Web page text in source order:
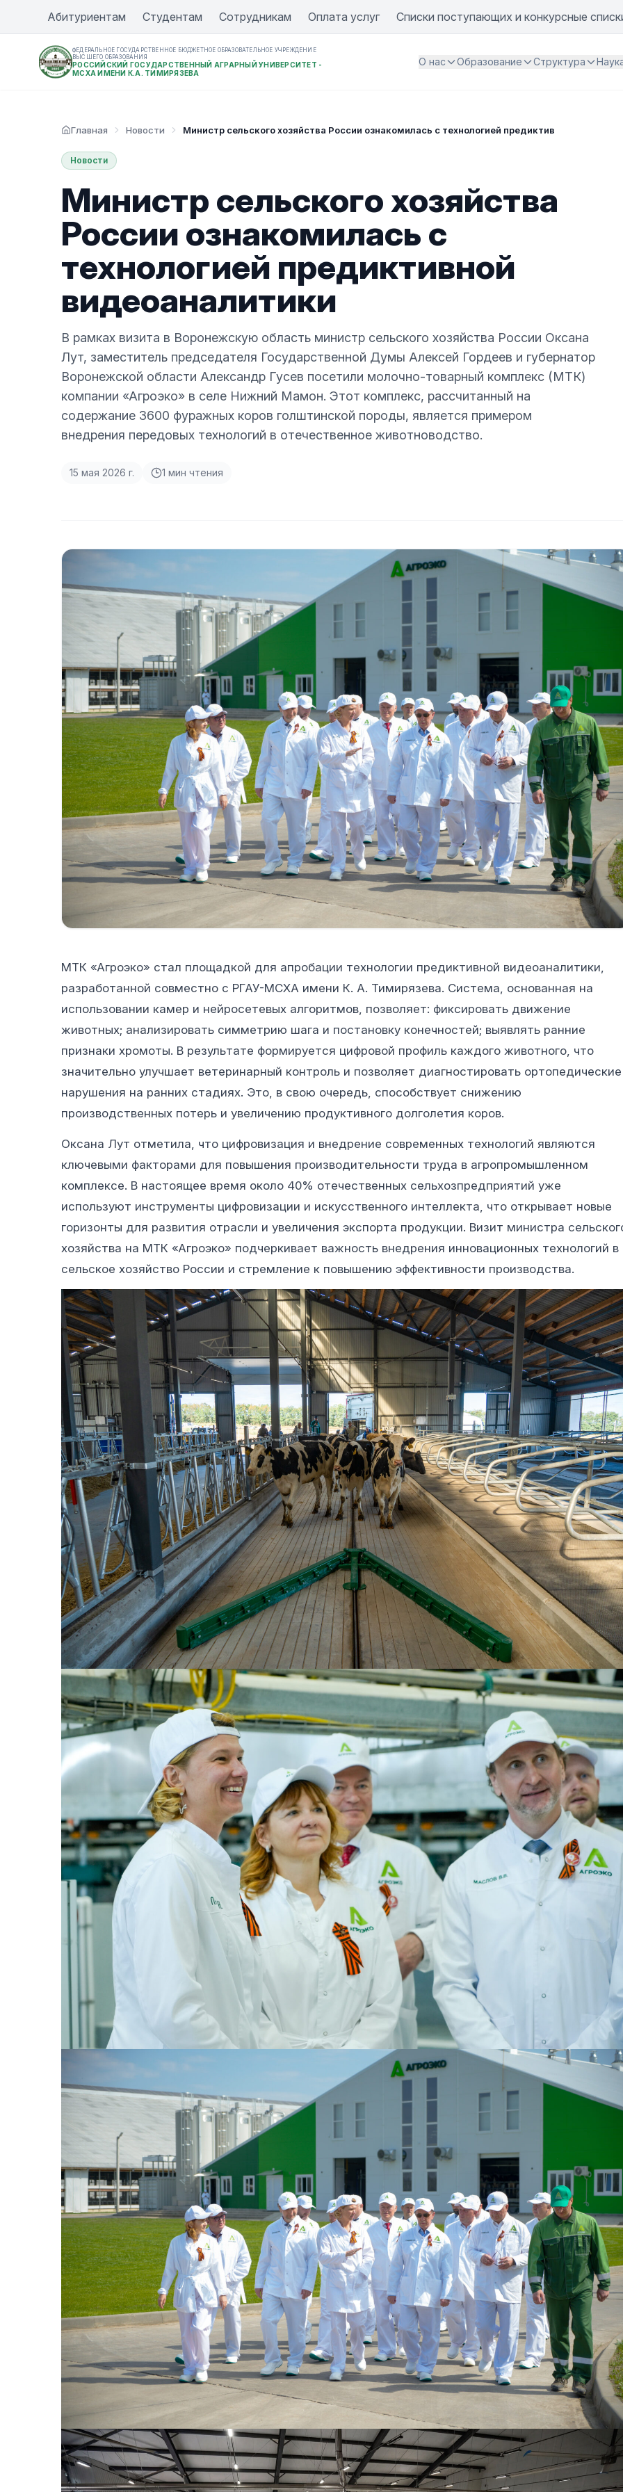
Абитуриентам Студентам Сотрудникам Оплата услуг Списки поступающих и конкурсные
ФЕДЕРАЛЬНОЕ ГОСУДАРСТВЕННОЕ БЮДЖЕТНОЕ ОБРАЗОВАТЕЛЬНОЕ УЧРЕЖДЕНИЕ
ВЫСШЕГО ОБРАЗОВАНИЯ
РОССИЙСКИЙ ГОСУДАРСТВЕННЫЙ АГРАРНЫЙ УНИВЕРСИТЕТ -
МСХА ИМЕНИ К.А. ТИМИРЯЗЕВА
О нас Образование Структура
Главная Новости Министр сельского хозяйства России ознакомилась с технологией предиктивной
Новости
Министр сельского хозяйства
России ознакомилась с
технологией предиктивной
видеоаналитики
В рамках визита в Воронежскую область министр сельского хозяйства России Оксана
Лут, заместитель председателя Государственной Думы Алексей Гордеев и губернатор
Воронежской области Александр Гусев посетили молочно-товарный комплекс (МТК)
компании «Агроэко» в селе Нижний Мамон. Этот комплекс, рассчитанный на
содержание 3600 фуражных коров голштинской породы, является примером
внедрения передовых технологий в отечественное животноводство.
15 мая 2026 г. 1 мин чтения
МТК «Агроэко» стал площадкой для апробации технологии предиктивной видеоаналитики,
разработанной совместно с РГАУ-МСХА имени К. А. Тимирязева. Система, основанная на
использовании камер и нейросетевых алгоритмов, позволяет: фиксировать движение
животных; анализировать симметрию шага и постановку конечностей; выявлять ранние
признаки хромоты. В результате формируется цифровой профиль каждого животного, что
значительно улучшает ветеринарный контроль и позволяет диагностировать ортопедические
нарушения на ранних стадиях. Это, в свою очередь, способствует снижению
производственных потерь и увеличению продуктивного долголетия коров.
Оксана Лут отметила, что цифровизация и внедрение современных технологий являются
ключевыми факторами для повышения производительности труда в агропромышленном
комплексе. В настоящее время около 40% отечественных сельхозпредприятий уже
используют инструменты цифровизации и искусственного интеллекта, что открывает новые
горизонты для развития отрасли и увеличения экспорта продукции. Визит министра
хозяйства на МТК «Агроэко» подчеркивает важность внедрения инновационных технологий в
сельское хозяйство России и стремление к повышению эффективности производства.